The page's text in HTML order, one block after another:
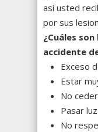
así usted
por sus
¿Cuáles son
accidente
Exceso
Estar
No
Pasar
No